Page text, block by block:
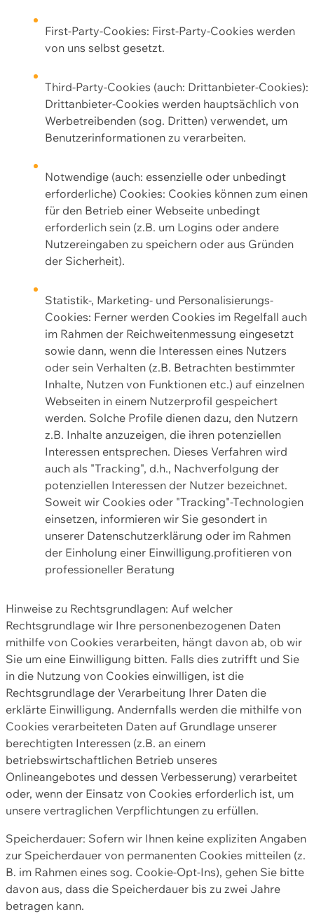
First-Party-Cookies: First-Party-Cookies werden
von uns selbst gesetzt.
Third-Party-Cookies (auch: Drittanbieter-Cookies):
Drittanbieter-Cookies werden hauptsächlich von
Werbetreibenden (sog. Dritten) verwendet, um
Benutzerinformationen zu verarbeiten.
Notwendige (auch: essenzielle oder unbedingt
erforderliche) Cookies: Cookies können zum einen
für den Betrieb einer Webseite unbedingt
erforderlich sein (z.B. um Logins oder andere
Nutzereingaben zu speichern oder aus Gründen
der Sicherheit).
Statistik-, Marketing- und Personalisierungs-
Cookies: Ferner werden Cookies im Regelfall auch
im Rahmen der Reichweitenmessung eingesetzt
sowie dann, wenn die Interessen eines Nutzers
oder sein Verhalten (z.B. Betrachten bestimmter
Inhalte, Nutzen von Funktionen etc.) auf einzelnen
Webseiten in einem Nutzerprofil gespeichert
werden. Solche Profile dienen dazu, den Nutzern
z.B. Inhalte anzuzeigen, die ihren potenziellen
Interessen entsprechen. Dieses Verfahren wird
auch als "Tracking", d.h., Nachverfolgung der
potenziellen Interessen der Nutzer bezeichnet.
Soweit wir Cookies oder "Tracking"-Technologien
einsetzen, informieren wir Sie gesondert in
unserer Datenschutzerklärung oder im Rahmen
der Einholung einer Einwilligung.profitieren von
professioneller Beratung
Hinweise zu Rechtsgrundlagen: Auf welcher
Rechtsgrundlage wir Ihre personenbezogenen Daten
mithilfe von Cookies verarbeiten, hängt davon ab, ob wir
Sie um eine Einwilligung bitten. Falls dies zutrifft und Sie
in die Nutzung von Cookies einwilligen, ist die
Rechtsgrundlage der Verarbeitung Ihrer Daten die
erklärte Einwilligung. Andernfalls werden die mithilfe von
Cookies verarbeiteten Daten auf Grundlage unserer
berechtigten Interessen (z.B. an einem
betriebswirtschaftlichen Betrieb unseres
Onlineangebotes und dessen Verbesserung) verarbeitet
oder, wenn der Einsatz von Cookies erforderlich ist, um
unsere vertraglichen Verpflichtungen zu erfüllen.
Speicherdauer: Sofern wir Ihnen keine expliziten Angaben
zur Speicherdauer von permanenten Cookies mitteilen (z.
B. im Rahmen eines sog. Cookie-Opt-Ins), gehen Sie bitte
davon aus, dass die Speicherdauer bis zu zwei Jahre
betragen kann.